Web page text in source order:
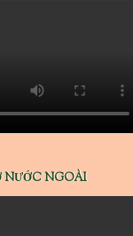
NƯỚC NGOÀI